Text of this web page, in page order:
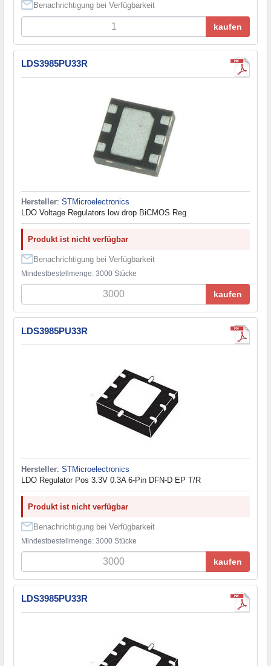
Benachrichtigung bei Verfügbarkeit
kaufen
LDS3985PU33R
Hersteller: STMicroelectronics
LDO Voltage Regulators low drop BiCMOS Reg
Produkt ist nicht verfügbar
Benachrichtigung bei Verfügbarkeit
Mindestbestellmenge: 3000 Stücke
kaufen
LDS3985PU33R
Hersteller: STMicroelectronics
LDO Regulator Pos 3.3V 0.3A 6-Pin DFN-D EP T/R
Produkt ist nicht verfügbar
Benachrichtigung bei Verfügbarkeit
Mindestbestellmenge: 3000 Stücke
kaufen
LDS3985PU33R